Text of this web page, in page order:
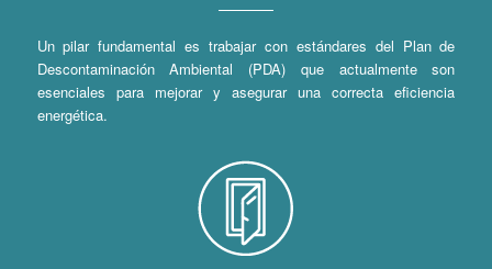
Un pilar fundamental es trabajar con estándares del Plan de
Descontaminación Ambiental (PDA) que actualmente son
esenciales para mejorar y asegurar una correcta eficiencia
energética.